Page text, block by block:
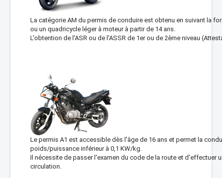
La catégorie AM du permis de conduire est obtenu en suivant la
ou un quadricycle léger à moteur à partir de 14 ans.
L'obtention de l'ASR ou de l'ASSR de 1er ou de 2ème niveau
Le permis A1 est accessible dès l'âge de 16 ans et permet la
poids/puissance inférieur à 0,1 KW/kg.
Il nécessite de passer l'examen du code de la route et d'effectuer
circulation.